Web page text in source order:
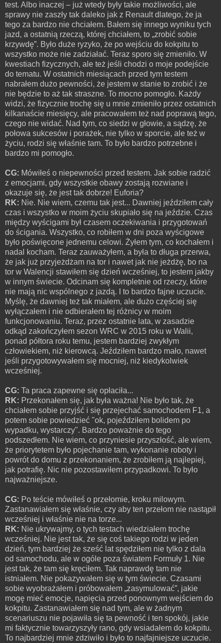
test. Albo inaczej – już wtedy były takie możliwości, ale
sprawy nie zaszły tak daleko jak z Renault dlatego, że ja
tego za bardzo nie chciałem. Bałem się innego wyniku tych
jazd, a ostatnią rzeczą, której chciałem, to „zrobić sobie
krzywdę”. Było duże ryzyko, że po wejściu do kokpitu to
wszystko może nie zadziałać. Teraz sporo się zmieniło. W
kwestiach fizycznych, ale też jeśli chodzi o moje podejście
do tematu. W ostatnich miesiącach przed tym testem
nabrałem dużo pewności, że jestem w stanie to zrobić i że
nie będzie to aż tak straszne. To mocno pomogło. Każdy
widzi, że fizycznie trochę się u mnie zmieniło przez ostatnich
kilkanaście miesięcy, ale pracowałem też nad poprawą tego,
czego nie widać. Nad tym, co siedzi w głowie, a sądzę, że
połowa sukcesów i porażek, nie tylko w sporcie, ale też w
życiu, rodzi się właśnie tam. To było bardzo potrzebne i
bardzo mi pomogło.
CG: Mówiłeś o niepewności przed testem. Jak sobie radzić
z emocjami, gdy wszystkie obawy zostają rozwiane i
okazuje się, że jest tak dobrze! Euforia?
RK: Nie. Nie wiem, czemu tak jest... Dawniej jeździłem cały
czas i wszystko w moim życiu skupiało się na jeździe. Czas
między wyścigami był czasem oczekiwania i przygotowań
do ścigania. Wszystko, co robiłem w dni poza wyścigowe
było poświęcone jednemu celowi. Żyłem tym, co kochałem i
nadal kocham. Teraz zauważyłem, a była to długa przerwa,
że jak już przyjeżdżam na tor i nawet jak nie jeżdżę, bo na
tor w Walencji stawiłem się dzień wcześniej, to jestem jakby
w innym świecie. Odcinam się kompletnie od rzeczy, które
nie mają nic wspólnego z jazdą. I to bardzo fajne uczucie.
Myślę, że dawniej też tak miałem, ale dużo częściej się
wyłączałem i nie odbierałem tej różnicy w moim
funkcjonowaniu. Teraz, przez ostatnie lata, w zasadzie
odkąd zakończyłem sezon WRC w 2015 roku w Walii,
ponad półtora roku temu, jestem bardziej zwykłym
człowiekiem, niż kierowcą. Jeździłem bardzo mało, nawet
jeśli przygotowywałem się mocniej, niż kiedykolwiek
wcześniej.
CG: Ta praca zapewne się opłaciła...
RK: Przekonałem się, jak była ważna! Nie było tak, że
chciałem sobie przyjść i się przejechać samochodem F1, a
potem sobie powiedzieć "ok, pojeździłem bolidem po
wypadku, wystarczy". Bardzo poważnie do tego
podszedłem. Nie wiem, co przyniesie przyszłość, ale wiem,
że priorytetem było pojechanie tam, wykonanie roboty i
powrót do domu z przekonaniem, że zrobiłem ją najlepiej,
jak potrafię. Nic nie pozostawiłem przypadkowi. To było
najważniejsze.
CG: Po teście mówiłeś o przełomie, kroku milowym.
Zastanawiałem się właśnie, czy aby ten przełom nie nastąpił
wcześniej i właśnie nie na torze...
RK: Nie ukrywajmy, o tych testach wiedziałem trochę
wcześniej. Nie jest tak, że się coś takiego rodzi w jeden
dzień, tym bardziej że sześć lat spędziłem nie tylko z dala
od samochodu, ale w ogóle poza światem Formuły 1. Nie
jest tak, że tam się kręciłem. Tak naprawdę tam nie
istniałem. Nie pokazywałem się w tym świecie. Czasami
sobie wyobrażałem i próbowałem „zasymulować”, jakie
mogę mieć emocje, napięcia przed ponownym wejściem do
kokpitu. Zastanawiałem się nad tym, ale w żadnym
scenariuszu nie pojawiła się ta pewność i ten spokój, jakie
mi faktycznie towarzyszyły rano, gdy wsiadałem do kokpitu.
To najbardziej mnie zdziwiło i było to najfajniejsze uczucie.